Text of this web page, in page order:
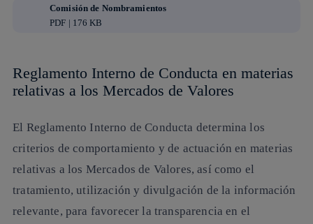
Comisión de Nombramientos
PDF | 176 KB
Reglamento Interno de Conducta en materias
relativas a los Mercados de Valores
El Reglamento Interno de Conducta determina los
criterios de comportamiento y de actuación en materias
relativas a los Mercados de Valores, así como el
tratamiento, utilización y divulgación de la información
relevante, para favorecer la transparencia en el